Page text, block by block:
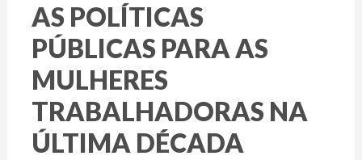
AS POLÍTICAS
PÚBLICAS PARA AS
MULHERES
TRABALHADORAS NA
ÚLTIMA DÉCADA